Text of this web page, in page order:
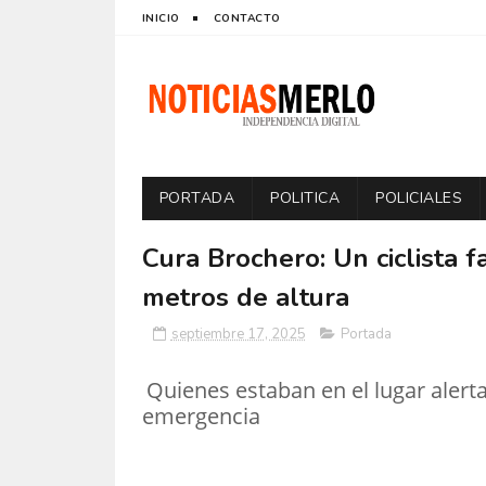
INICIO CONTACTO
PORTADA POLITICA POLICIALES
Cura Brochero: Un ciclista
metros de altura
septiembre 17, 2025 Portada
Quienes estaban en el lugar
emergencia